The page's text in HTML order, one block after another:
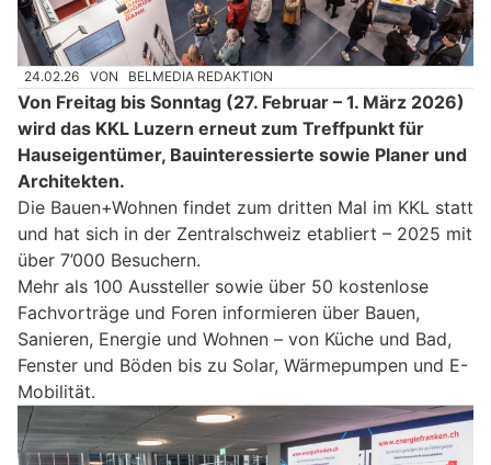
24.02.26 VON BELMEDIA REDAKTION
Von Freitag bis Sonntag (27. Februar – 1. März 2026)
wird das KKL Luzern erneut zum Treffpunkt für
Hauseigentümer, Bauinteressierte sowie Planer und
Architekten.
Die Bauen+Wohnen findet zum dritten Mal im KKL statt
und hat sich in der Zentralschweiz etabliert – 2025 mit
über 7’000 Besuchern.
Mehr als 100 Aussteller sowie über 50 kostenlose
Fachvorträge und Foren informieren über Bauen,
Sanieren, Energie und Wohnen – von Küche und Bad,
Fenster und Böden bis zu Solar, Wärmepumpen und E-
Mobilität.